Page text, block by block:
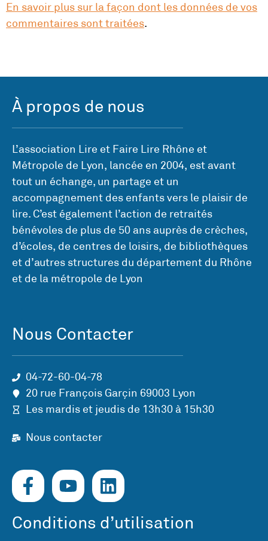
En savoir plus sur la façon dont les données de vos
commentaires sont traitées.
À propos de nous
L’association Lire et Faire Lire Rhône et
Métropole de Lyon, lancée en 2004, est avant
tout un échange, un partage et un
accompagnement des enfants vers le plaisir de
lire. C’est également l’action de retraités
bénévoles de plus de 50 ans auprès de crèches,
d’écoles, de centres de loisirs, de bibliothèques
et d’autres structures du département du Rhône
et de la métropole de Lyon
Nous Contacter
04-72-60-04-78
20 rue François Garçin 69003 Lyon
Les mardis et jeudis de 13h30 à 15h30
Nous contacter
Conditions d’utilisation